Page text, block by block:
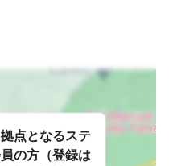
点となるステ
の方（登録は